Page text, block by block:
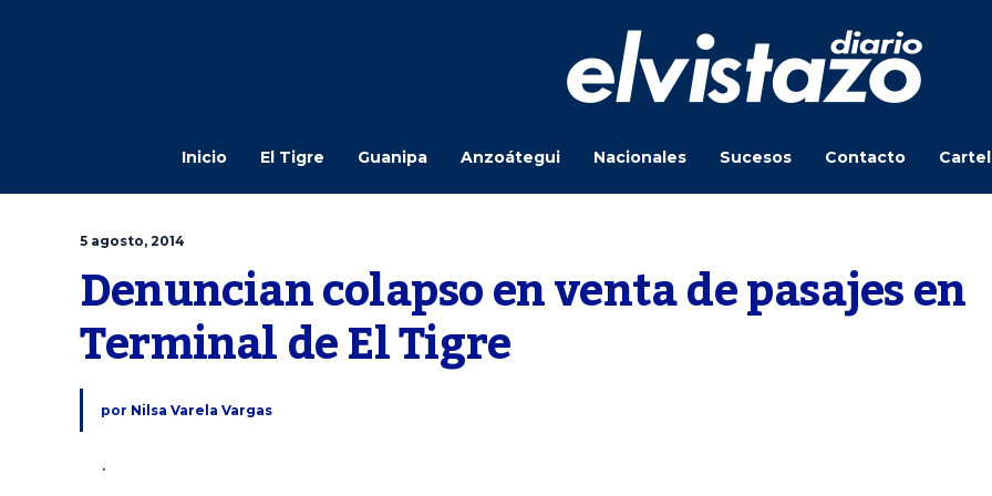
Inicio El Tigre Guanipa Anzoátegui Nacionales Sucesos Contacto
5 agosto, 2014
Denuncian colapso en venta de pasajes en
Terminal de El Tigre
por Nilsa Varela Vargas
.